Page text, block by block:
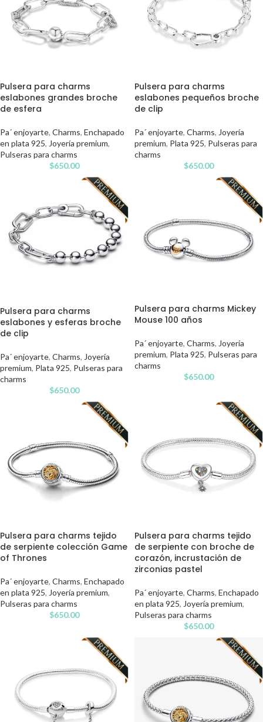
Pulsera para charms
eslabones grandes broche
de esfera
Pa´ enjoyarte, Charms, Enchapado
en plata 925, Joyería premium,
Pulseras para charms
$650.00
Pulsera para charms
eslabones pequeños broche
de clip
Pa´ enjoyarte, Charms, Joyería
premium, Plata 925, Pulseras para
charms
$650.00
Pulsera para charms
eslabones y esferas broche
de clip
Pa´ enjoyarte, Charms, Joyería
premium, Plata 925, Pulseras para
charms
$650.00
Pulsera para charms Mickey
Mouse 100 años
Pa´ enjoyarte, Charms, Joyería
premium, Plata 925, Pulseras para
charms
$650.00
Pulsera para charms tejido
de serpiente colección Game
of Thrones
Pa´ enjoyarte, Charms, Enchapado
en plata 925, Joyería premium,
Pulseras para charms
$650.00
Pulsera para charms tejido
de serpiente con broche de
corazón, incrustación de
zirconias pastel
Pa´ enjoyarte, Charms, Enchapado
en plata 925, Joyería premium,
Pulseras para charms
$650.00